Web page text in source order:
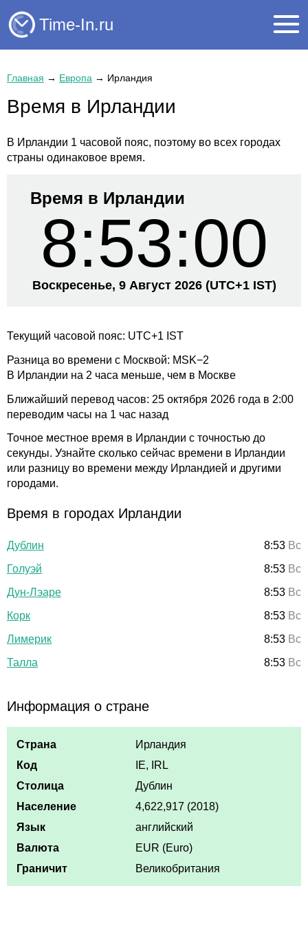
Time-In.ru
Главная → Европа → Ирландия
Время в Ирландии
В Ирландии 1 часовой пояс, поэтому во всех городах
страны одинаковое время.
Время в Ирландии
8:53:01
Воскресенье, 9 Август 2026 (UTC+1 IST)
Текущий часовой пояс: UTC+1 IST
Разница во времени с Москвой: MSK−2
В Ирландии на 2 часа меньше, чем в Москве
Ближайший перевод часов: 25 октября 2026 года в 2:00
переводим часы на 1 час назад
Точное местное время в Ирландии с точностью до
секунды. Узнайте сколько сейчас времени в Ирландии
или разницу во времени между Ирландией и другими
городами.
Время в городах Ирландии
Дублин 8:53 Вс
Голуэй
8:53 Вс
Дун-Лэаре
8:53 Вс
Корк
8:53 Вс
Лимерик
8:53 Вс
Талла
8:53 Вс
Информация о стране
Страна
Ирландия
Код
IE, IRL
Столица
Дублин
Население
4,622,917 (2018)
Язык
английский
Валюта
EUR (Euro)
Граничит
Великобритания